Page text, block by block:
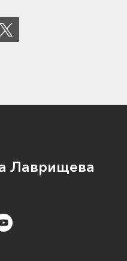
Лаврищева